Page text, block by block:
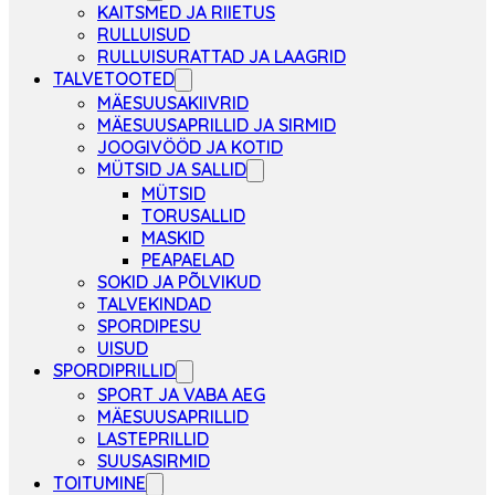
KAITSMED JA RIIETUS
RULLUISUD
RULLUISURATTAD JA LAAGRID
TALVETOOTED
MÄESUUSAKIIVRID
MÄESUUSAPRILLID JA SIRMID
JOOGIVÖÖD JA KOTID
MÜTSID JA SALLID
MÜTSID
TORUSALLID
MASKID
PEAPAELAD
SOKID JA PÕLVIKUD
TALVEKINDAD
SPORDIPESU
UISUD
SPORDIPRILLID
SPORT JA VABA AEG
MÄESUUSAPRILLID
LASTEPRILLID
SUUSASIRMID
TOITUMINE